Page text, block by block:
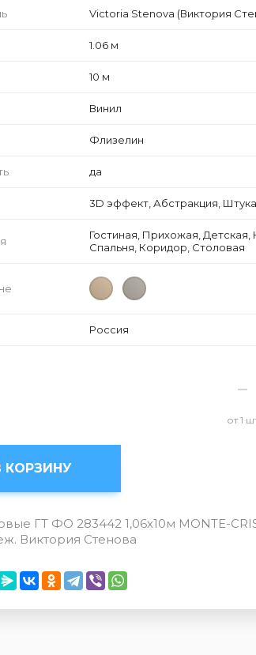
Victoria Stenova (Виктория
1.06 м
10 м
Винил
Флизелин
да
3D эффект, Абстракция,
Гостиная, Прихожая, Детская,
Спальня, Коридор, Столовая
Россия
от 1
КОРЗИНУ
ГТ ФО 283442 1,06х10м MONTE-
Виктория Стенова